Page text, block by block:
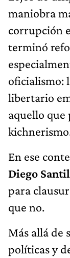
maniobra
corrupción
terminó
oficialismo:
libertario
aquello que
En ese
Diego
para
que no.
Más allá de
políticas y